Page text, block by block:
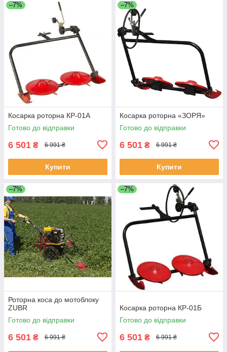
–7%
Косарка роторна КР-01А
Готово до відправки
6 501 ₴ 6 991 ₴
Купити
–7%
Косарка роторна «ЗОРЯ»
Готово до відправки
6 501 ₴ 6 991 ₴
Купити
–7%
Роторна коса до мотоблоку
ZUBR
Готово до відправки
6 501 ₴ 6 991 ₴
–7%
Косарка роторна КР-01Б
Готово до відправки
6 501 ₴ 6 991 ₴